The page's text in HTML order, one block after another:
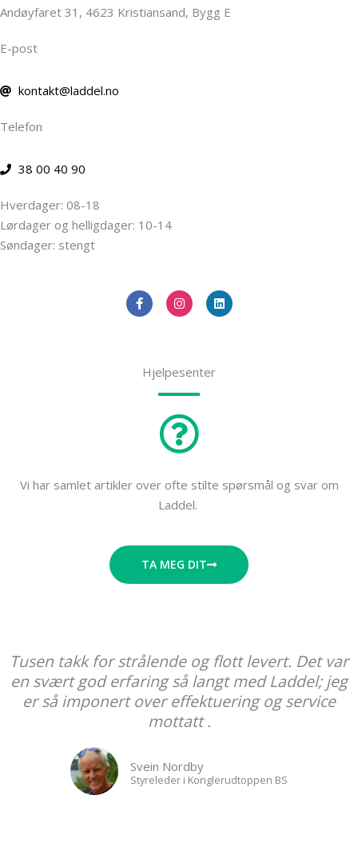
Andøyfaret 31, 4623 Kristiansand, Bygg E
E-post
kontakt@laddel.no
Telefon
38 00 40 90
Hverdager: 08-18
Lørdager og helligdager: 10-14
Søndager: stengt
F
a
c
o
k
I
n
s
r
a
m
L
i
n
Hjelpesenter
Vi har samlet artikler over ofte stilte spørsmål og svar om
Laddel.
TA MEG DIT
Tusen takk for strålende og flott levert. Det var
en svært god erfaring så langt med Laddel; jeg
er så imponert over effektuering og service
mottatt .
Svein Nordby
Styreleder i Konglerudtoppen BS